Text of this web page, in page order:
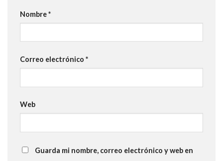
Nombre*
Correo electrónico *
Web
Guarda mi nombre, correo electrónico y web en